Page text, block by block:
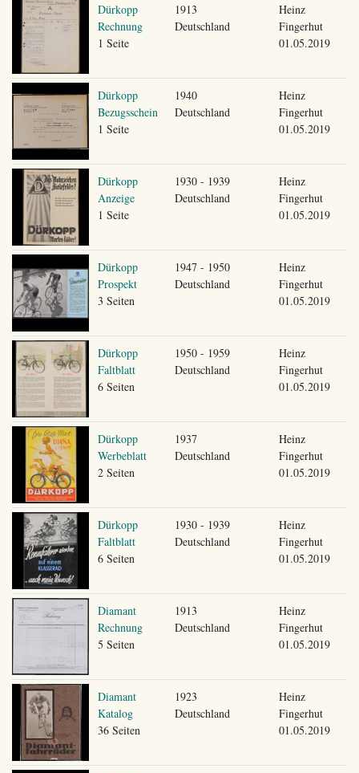
Dürkopp
Rechnung
1 Seite
1913
Deutschland
Heinz
Fingerhut
01.05.2019
Dürkopp
Bezugsschein
1 Seite
1940
Deutschland
Heinz
Fingerhut
01.05.2019
Dürkopp
Anzeige
1 Seite
1930 - 1939
Deutschland
Heinz
Fingerhut
01.05.2019
Dürkopp
Prospekt
3 Seiten
1947 - 1950
Deutschland
Heinz
Fingerhut
01.05.2019
Dürkopp
Faltblatt
6 Seiten
1950 - 1959
Deutschland
Heinz
Fingerhut
01.05.2019
Dürkopp
Werbeblatt
2 Seiten
1937
Deutschland
Heinz
Fingerhut
01.05.2019
Dürkopp
Faltblatt
6 Seiten
1930 - 1939
Deutschland
Heinz
Fingerhut
01.05.2019
Diamant
Rechnung
5 Seiten
1913
Deutschland
Heinz
Fingerhut
01.05.2019
Diamant
Katalog
36 Seiten
1923
Deutschland
Heinz
Fingerhut
01.05.2019